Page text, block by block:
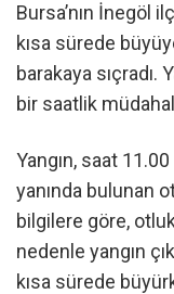
Bursa’nın İnegöl
kısa sürede
barakaya sıçradı.
bir saatlik
Yangın, saat
yanında bulunan
bilgilere göre,
nedenle yangın
kısa sürede